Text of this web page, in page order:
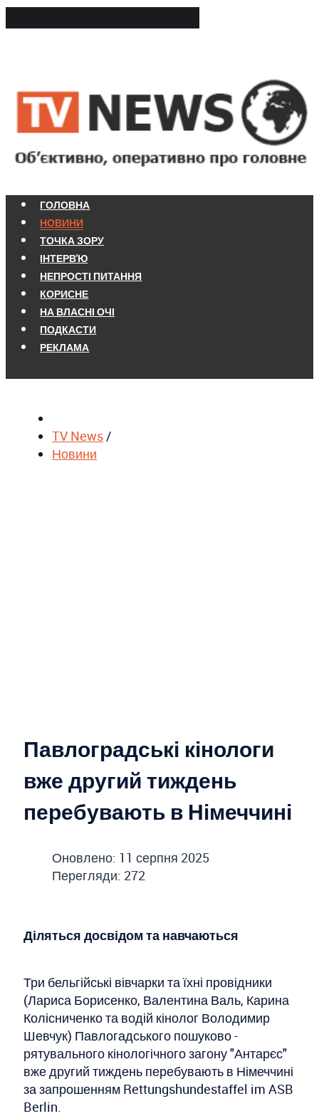
ГОЛОВНА
НОВИНИ
ТОЧКА ЗОРУ
ІНТЕРВ'Ю
НЕПРОСТІ ПИТАННЯ
КОРИСНЕ
НА ВЛАСНІ ОЧІ
ПОДКАСТИ
РЕКЛАМА
TV News/
Новини
Павлоградські кінологи
вже другий тиждень
перебувають в Німеччині
Оновлено: 11 серпня 2025
Перегляди: 272
Діляться досвідом та навчаються
Три бельгійські вівчарки та їхні провідники
(Лариса Борисенко, Валентина Валь, Карина
Колісниченко та водій кінолог Володимир
Шевчук) Павлогадського пошуково -
рятувального кінологічного загону "Антарєс"
вже другий тиждень перебувають в Німеччині
за запрошенням Rettungshundestaffel im ASB
Berlin.